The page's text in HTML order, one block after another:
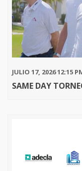
JULIO 17, 2026 12:15
SAME DAY